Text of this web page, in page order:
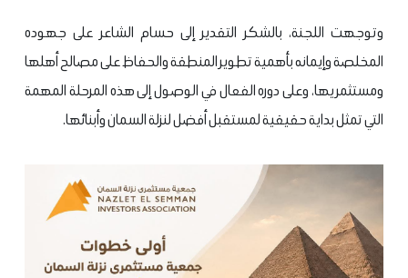
وتوجهت اللجنة، بالشكر التقدير إلى حسام الشاعر على جهوده
المخلصة وإيمانه بأهمية تطوير المنطقة والحفاظ على مصالح أهلها
ومستثمريها، وعلى دوره الفعال في الوصول إلى هذه المرحلة المهمة
التي تمثل بداية حقيقية لمستقبل أفضل لنزلة السمان وأبنائها.